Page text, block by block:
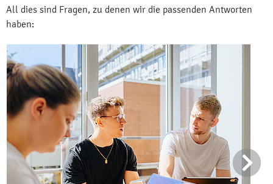
All dies sind Fragen, zu denen wir die passenden Antworten
haben: